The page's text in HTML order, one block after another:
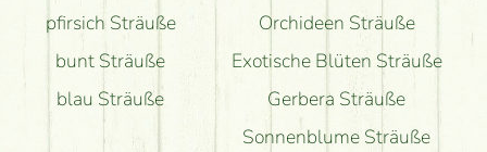
pfirsich Sträuße
bunt Sträuße
blau Sträuße
Orchideen Sträuße
Exotische Blüten Sträuße
Gerbera Sträuße
Sonnenblume Sträuße